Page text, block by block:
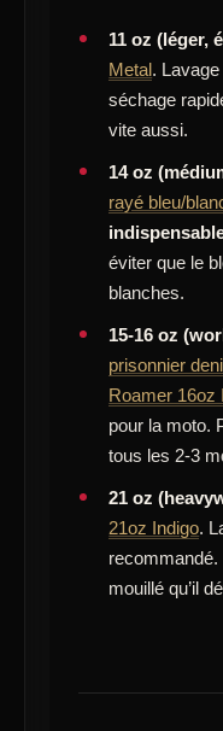
11 oz (léger,
Metal.
séchage
vite aussi.
14 oz
rayé bleu/
éviter que le
blanches.
15-16 oz
prisonnier
Roamer 16oz
pour la moto.
tous les 2-3
21 oz
21oz Indigo.
recommandé.
mouillé qu’il